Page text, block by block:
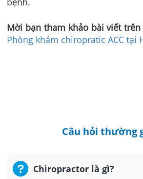
Mời bạn tham khảo bài viết trên
Phòng khám chiropratic ACC tại
Câu hỏi thường
Chiropractor là gì?